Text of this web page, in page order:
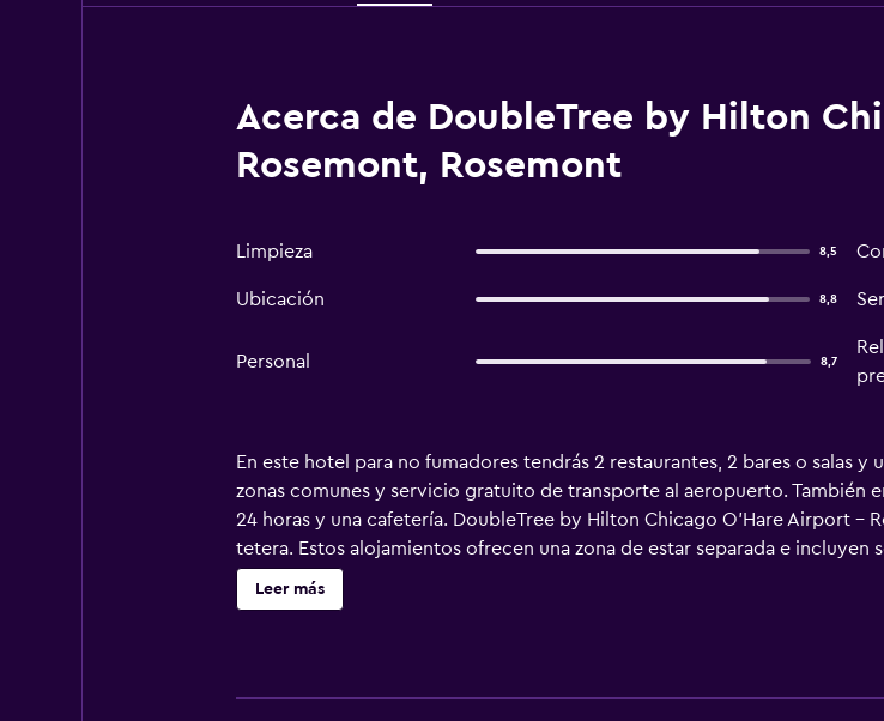
Acerca de DoubleTree by Hilton
Rosemont, Rosemont
Limpieza 8,5
Ubicación 8,8
Personal 8,7
En este hotel para no fumadores tendrás 2 restaurantes, 2 bares o salas
zonas comunes y servicio gratuito de transporte al aeropuerto. También
24 horas y una cafetería. DoubleTree by Hilton Chicago O'Hare Airport -
tetera. Estos alojamientos ofrecen una zona de estar separada e incluyen
acolchado adicional y están vestidas con ropa de cama de alta calidad.
suscripción. Los baños están equipados con bañera y ducha
Leer más